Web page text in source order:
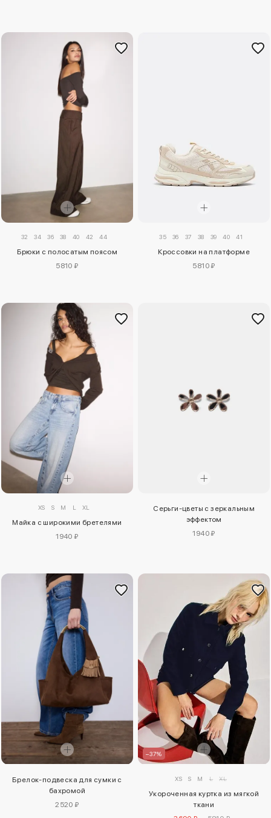
32 34 36 38 40 42 44
Брюки с полосатым поясом
5810 ₽
35 36 37 38 39 40 41
Кроссовки на платформе
5810 ₽
XS S M L XL
Майка с широкими бретелями
1940 ₽
Серьги-цветы с зеркальным
эффектом
1940 ₽
Брелок-подвеска для сумки с
бахромой
2520 ₽
–37%
XS S M L XL
Укороченная куртка из мягкой
ткани